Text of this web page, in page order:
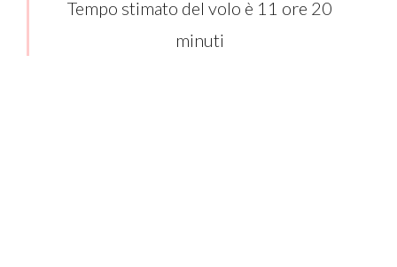
Tempo stimato del volo è 11 ore 20
minuti